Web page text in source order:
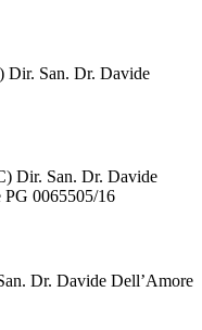
Dir. San. Dr. Davide
Dir. San. Dr. Davide
PG 0065505/16
Dr. Davide Dell’Amore